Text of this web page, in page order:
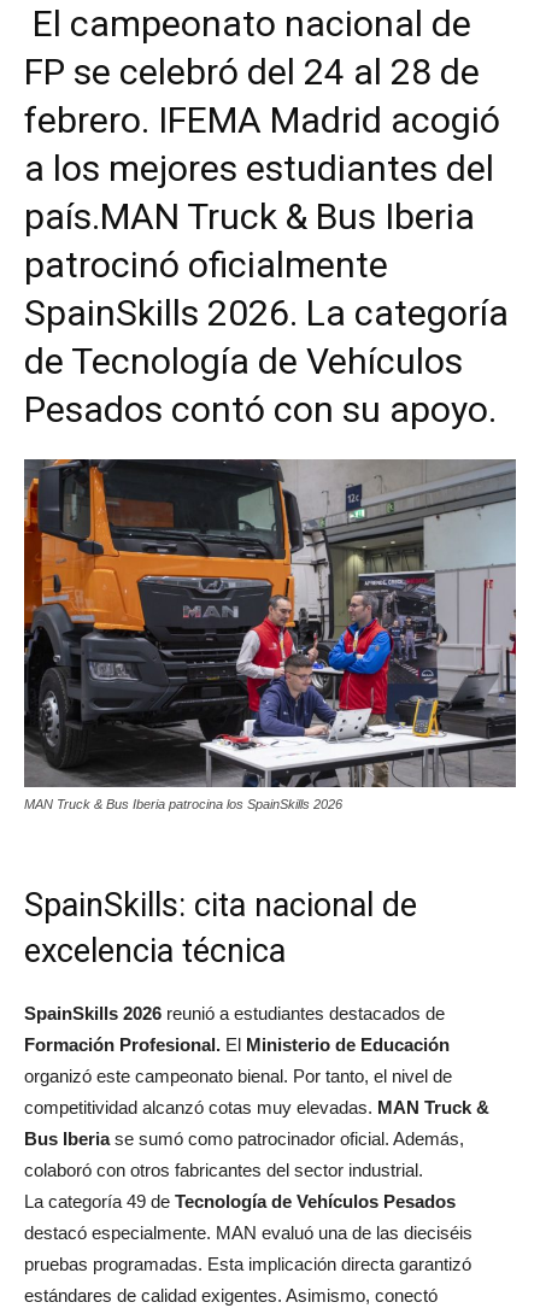
El campeonato nacional de
FP se celebró del 24 al 28 de
febrero. IFEMA Madrid acogió
a los mejores estudiantes del
país.MAN Truck & Bus Iberia
patrocinó oficialmente
SpainSkills 2026. La categoría
de Tecnología de Vehículos
Pesados contó con su apoyo.
MAN Truck & Bus Iberia patrocina los SpainSkills 2026
SpainSkills: cita nacional de
excelencia técnica
SpainSkills 2026 reunió a estudiantes destacados de
Formación Profesional. El Ministerio de Educación
organizó este campeonato bienal. Por tanto, el nivel de
competitividad alcanzó cotas muy elevadas. MAN Truck &
Bus Iberiase sumó como patrocinador oficial. Además,
colaboró con otros fabricantes del sector industrial.
La categoría 49 de Tecnología de Vehículos Pesados
destacó especialmente. MAN evaluó una de las dieciséis
pruebas programadas. Esta implicación directa garantizó
estándares de calidad exigentes. Asimismo, conectó